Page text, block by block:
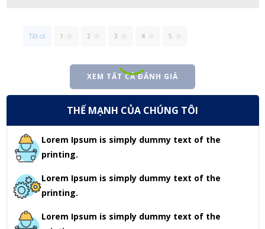
Tất cả 1 2 3 4 5
XEM TẤT CẢ ĐÁNH GIÁ
THẾ MẠNH CỦA CHÚNG TÔI
Lorem Ipsum is simply dummy text of the
printing.
Lorem Ipsum is simply dummy text of the
printing.
Lorem Ipsum is simply dummy text of the